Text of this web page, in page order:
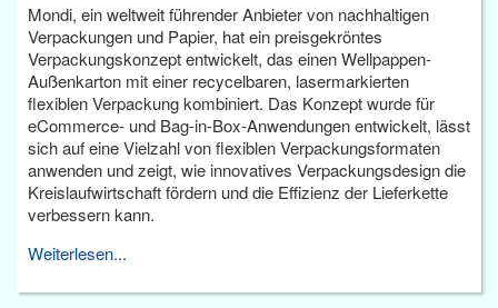
Mondi, ein weltweit führender Anbieter von nachhaltigen
Verpackungen und Papier, hat ein preisgekröntes
Verpackungskonzept entwickelt, das einen Wellpappen-
Außenkarton mit einer recycelbaren, lasermarkierten
flexiblen Verpackung kombiniert. Das Konzept wurde für
eCommerce- und Bag-in-Box-Anwendungen entwickelt, lässt
sich auf eine Vielzahl von flexiblen Verpackungsformaten
anwenden und zeigt, wie innovatives Verpackungsdesign die
Kreislaufwirtschaft fördern und die Effizienz der Lieferkette
verbessern kann.
Weiterlesen...